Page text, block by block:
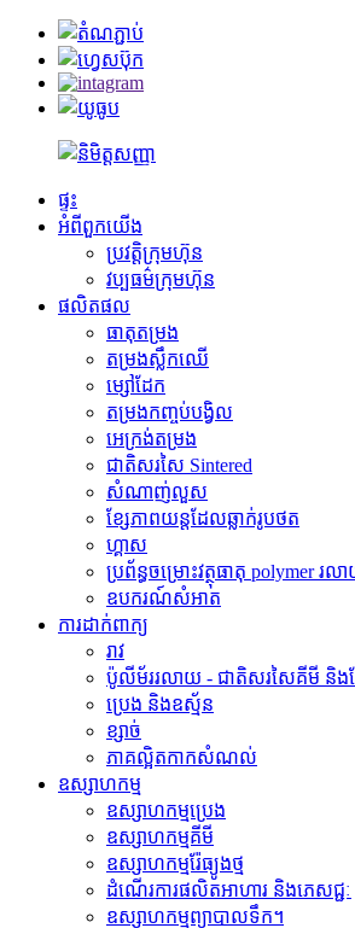
ផ្ទះ
អំពី​ពួក​យើង
ប្រវត្តិ​ក្រុមហ៊ុន
វប្បធម៌ក្រុមហ៊ុន
ផលិតផល
ធាតុតម្រង
តម្រងស្លឹកឈើ
ម្សៅដែក
តម្រងកញ្ចប់បង្វិល
អេក្រង់តម្រង
ជាតិសរសៃ Sintered
សំណាញ់​លួស
ខ្សែភាពយន្តដែលឆ្លាក់រូបថត
ហ្គាស
ប្រព័ន្ធចម្រោះវត្ថុធាតុ polymer រល
ឧបករណ៍សំអាត
ការដាក់ពាក្យ
រាវ
ប៉ូលីម័ររលាយ - ជាតិសរសៃគីមី និងខ្
ប្រេង និងឧស្ម័ន
ខ្សាច់
ភាគល្អិតកាកសំណល់
ឧស្សាហកម្ម
ឧស្សាហកម្មប្រេង
ឧស្សាហកម្មគីមី
ឧស្សាហកម្មរ៉ែធ្យូងថ្ម
ដំណើរការផលិតអាហារ និងភេសជ្ជៈ
ឧស្សាហកម្មព្យាបាលទឹក។